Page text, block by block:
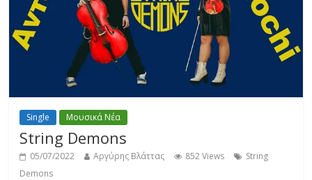
Single Μουσικά Νέα
String Demons
05/07/2022 Αργύρης Βλάττας 852 Views
String
Demons